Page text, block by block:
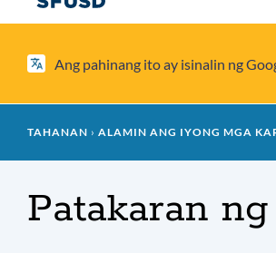
Ang pahinang ito ay isinalin ng
Mumo
tinapay
TAHANAN ALAMIN ANG IYONG MGA
Patakaran